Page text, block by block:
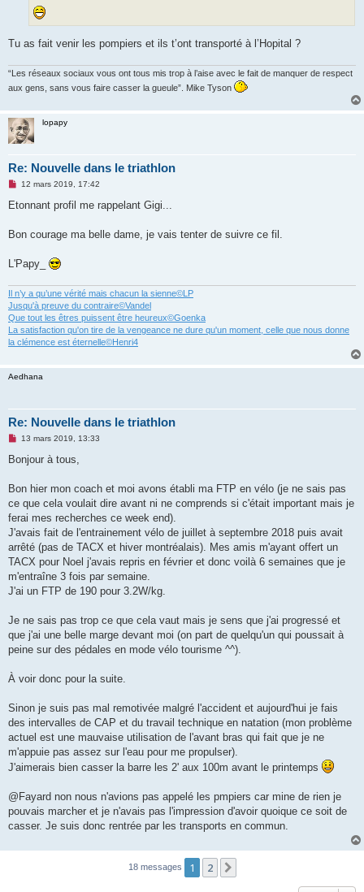
Tu as fait venir les pompiers et ils t’ont transporté à l’Hopital ?
“Les réseaux sociaux vous ont tous mis trop à l’aise avec le fait de manquer de respect
aux gens, sans vous faire casser la gueule”. Mike Tyson
lopapy
Re: Nouvelle dans le triathlon
M
s
g
o
u
12 mars 2019, 17:42
Etonnant profil me rappelant Gigi...
Bon courage ma belle dame, je vais tenter de suivre ce fil.
L'Papy_
Il n’y a qu’une vérité mais chacun la sienne©LP
Jusqu'à preuve du contraire©Vandel
Que tout les êtres puissent être heureux©Goenka
La satisfaction qu'on tire de la vengeance ne dure qu'un moment, celle que nous donne
la clémence est éternelle©Henri4
Aedhana
Re: Nouvelle dans le triathlon
M
s
g
n
o
l
u
13 mars 2019, 13:33
Bonjour à tous,
Bon hier mon coach et moi avons établi ma FTP en vélo (je ne sais pas
ce que cela voulait dire avant ni ne comprends si c'était important mais je
ferai mes recherches ce week end).
J'avais fait de l'entrainement vélo de juillet à septembre 2018 puis avait
arrêté (pas de TACX et hiver montréalais). Mes amis m'ayant offert un
TACX pour Noel j'avais repris en février et donc voilà 6 semaines que je
m'entraîne 3 fois par semaine.
J'ai un FTP de 190 pour 3.2W/kg.
Je ne sais pas trop ce que cela vaut mais je sens que j'ai progressé et
que j'ai une belle marge devant moi (on part de quelqu'un qui poussait à
peine sur des pédales en mode vélo tourisme ^^).
À voir donc pour la suite.
Sinon je suis pas mal remotivée malgré l'accident et aujourd'hui je fais
des intervalles de CAP et du travail technique en natation (mon problème
actuel est une mauvaise utilisation de l'avant bras qui fait que je ne
m'appuie pas assez sur l'eau pour me propulser).
J'aimerais bien casser la barre les 2' aux 100m avant le printemps
@Fayard non nous n'avions pas appelé les pmpiers car mine de rien je
pouvais marcher et je n'avais pas l'impression d'avoir quoique ce soit de
casser. Je suis donc rentrée par les transports en commun.
18 messages 1 2